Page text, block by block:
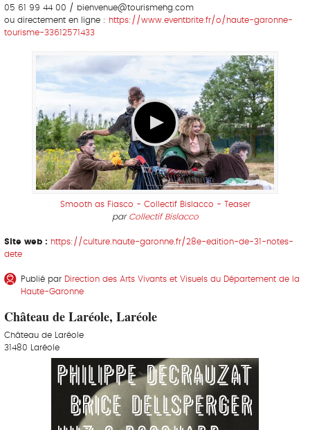
05 61 99 44 00 / bienvenue@tourismehg.com
ou directement en ligne : https://www.eventbrite.fr/o/haute-garonne-
tourisme-33612571433
Smooth as Fiasco - Collectif Bislacco - Teaser
par Collectif Bislacco
Site web : https://culture.haute-garonne.fr/28e-edition-de-31-notes-
dete
Publié par Direction des Arts Vivants et Visuels du Département de la
Haute-Garonne
Château de Laréole, Laréole
Château de Laréole
31480 Laréole